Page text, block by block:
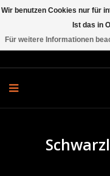
Lieferung und
Wir benutzen Cookies nur für
Ist das in
Für weitere Informationen